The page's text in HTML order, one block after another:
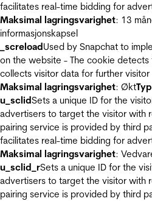
facilitates real-time bidding for
Maksimal lagringsvarighet: 13
informasjonskapsel
_screloadUsed by Snapchat to
on the website - The cookie
collects visitor data for further
Maksimal lagringsvarighet: Økt
u_sclidSets a unique ID for the
advertisers to target the visitor with
pairing service is provided by third
facilitates real-time bidding for
Maksimal lagringsvarighet:
u_sclid_rSets a unique ID for the
advertisers to target the visitor with
pairing service is provided by third